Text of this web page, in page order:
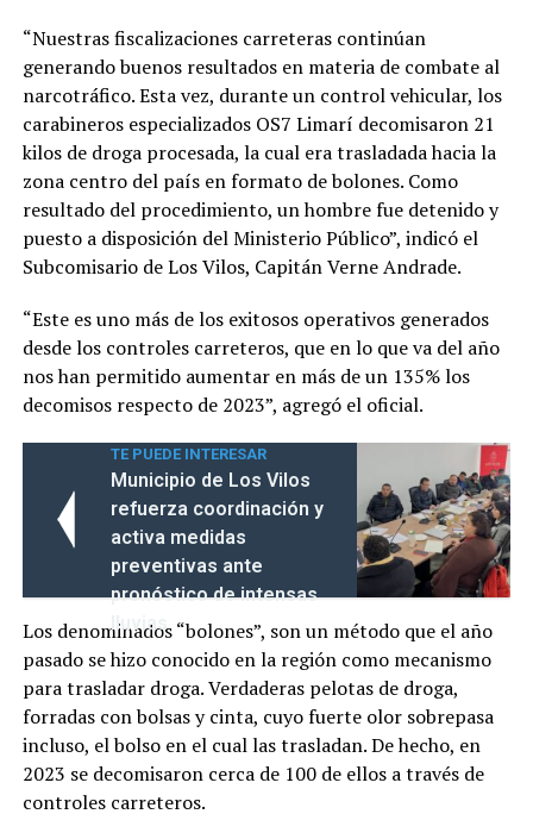
“Nuestras fiscalizaciones carreteras continúan
generando buenos resultados en materia de combate al
narcotráfico. Esta vez, durante un control vehicular, los
carabineros especializados OS7 Limarí decomisaron 21
kilos de droga procesada, la cual era trasladada hacia la
zona centro del país en formato de bolones. Como
resultado del procedimiento, un hombre fue detenido y
puesto a disposición del Ministerio Público”, indicó el
Subcomisario de Los Vilos, Capitán Verne Andrade.
“Este es uno más de los exitosos operativos generados
desde los controles carreteros, que en lo que va del año
nos han permitido aumentar en más de un 135% los
decomisos respecto de 2023”, agregó el oficial.
TE PUEDE INTERESAR
Municipio de Los Vilos
refuerza coordinación y
activa medidas
preventivas ante
pronóstico de intensas
lluvias
Los denominados “bolones”, son un método que el año
pasado se hizo conocido en la región como mecanismo
para trasladar droga. Verdaderas pelotas de droga,
forradas con bolsas y cinta, cuyo fuerte olor sobrepasa
incluso, el bolso en el cual las trasladan. De hecho, en
2023 se decomisaron cerca de 100 de ellos a través de
controles carreteros.